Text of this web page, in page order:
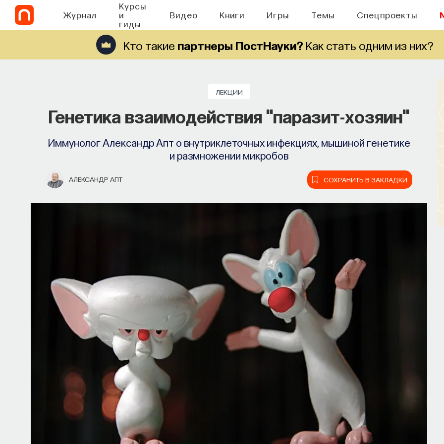
Журнал
Курсы
и
гиды
Видео Книги Игры Темы Спецпроекты
Кто такие партнеры ПостНауки? Как стать одним из них?
ЛЕКЦИИ
Генетика взаимодействия "паразит-хозяин"
Иммунолог Александр Апт о внутриклеточных инфекциях, мышиной генетике
и размножении микробов
АЛЕКСАНДР АПТ СОХРАНИТЬ В ЗАКЛАДКИ
ИИ в университете, цели образования
и рынок труда — «Мыслить как учёный» #57
ИВАР МАКСУТОВ +1 СОХРАНИТЬ В ЗАКЛАДКИ
Зачем университету длинный горизонт планирования и как ИИ меняет
саму организацию мышления и обучения
В новом эпизоде «Мыслить как ученый»
Ульяной Раведовской
о том, зачем университет нужен в эпоху ИИ и почему высшее образование нельзя сводить